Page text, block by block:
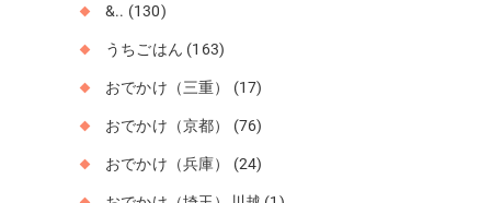
&.. (130)
うちごはん (163)
おでかけ（三重） (17)
おでかけ（京都） (76)
おでかけ（兵庫） (24)